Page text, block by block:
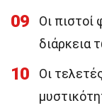
09
Οι πιστοί
διάρκεια
10
Οι